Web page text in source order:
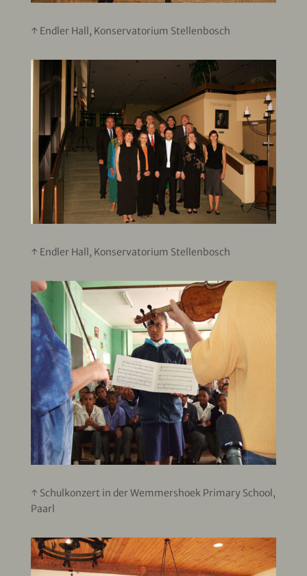
↑ Endler Hall, Konservatorium Stellenbosch
↑ Endler Hall, Konservatorium Stellenbosch
↑ Schulkonzert in der Wemmershoek Primary School,
Paarl